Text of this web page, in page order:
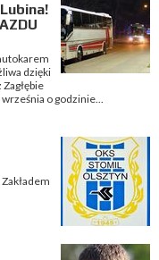
dzięki
o godzinie...